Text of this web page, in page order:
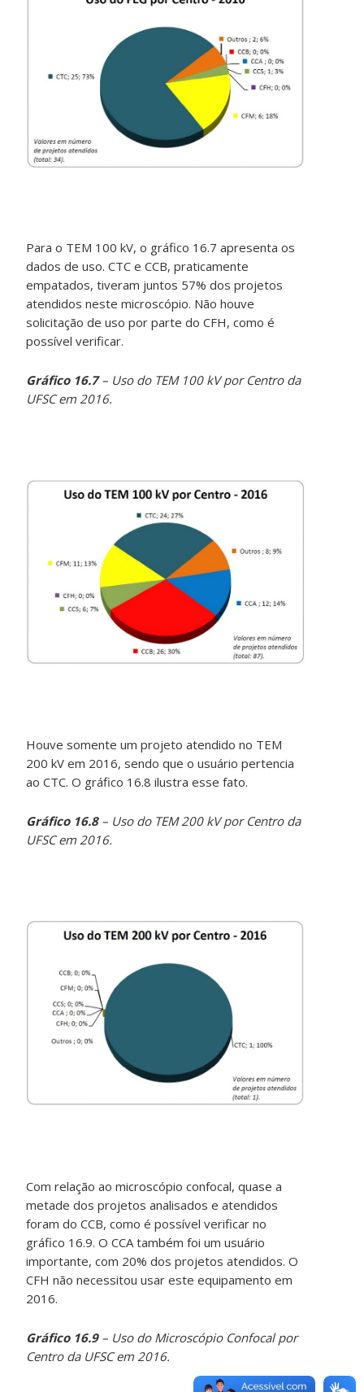
Para o TEM 100 kV, o gráfico 16.7 apresenta os
dados de uso. CTC e CCB, praticamente
empatados, tiveram juntos 57% dos projetos
atendidos neste microscópio. Não houve
solicitação de uso por parte do CFH, como é
possível verificar.
Gráfico 16.7– Uso do TEM 100 kV por Centro da
UFSC em 2016.
Houve somente um projeto atendido no TEM
200 kV em 2016, sendo que o usuário pertencia
ao CTC. O gráfico 16.8 ilustra esse fato.
Gráfico 16.8– Uso do TEM 200 kV por Centro da
UFSC em 2016.
Com relação ao microscópio confocal, quase a
metade dos projetos analisados e atendidos
foram do CCB, como é possível verificar no
gráfico 16.9. O CCA também foi um usuário
importante, com 20% dos projetos atendidos. O
CFH não necessitou usar este equipamento em
2016.
Gráfico 16.9– Uso do Microscópio Confocal por
Centro da UFSC em 2016.